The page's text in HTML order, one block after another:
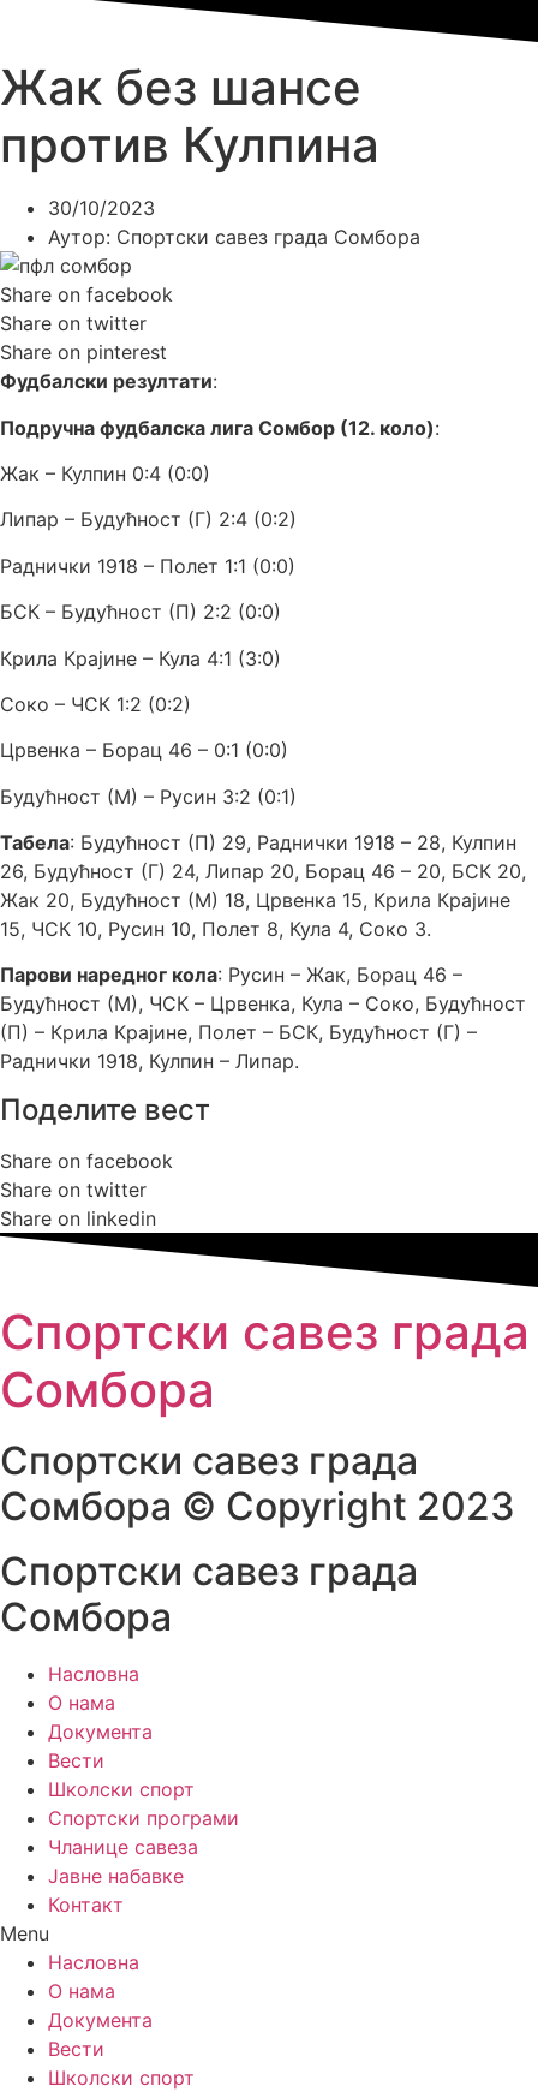
Жак без шансе
против Кулпина
30/10/2023
Аутор: Спортски савез града Сомбора
Share on facebook
Share on twitter
Share on pinterest
Фудбалски резултати:
Подручна фудбалска лига Сомбор (12. коло):
Жак – Кулпин 0:4 (0:0)
Липар – Будућност (Г) 2:4 (0:2)
Раднички 1918 – Полет 1:1 (0:0)
БСК – Будућност (П) 2:2 (0:0)
Крила Крајине – Кула 4:1 (3:0)
Соко – ЧСК 1:2 (0:2)
Црвенка – Борац 46 – 0:1 (0:0)
Будућност (М) – Русин 3:2 (0:1)
Табела: Будућност (П) 29, Раднички 1918 – 28, Кулпин
26, Будућност (Г) 24, Липар 20, Борац 46 – 20, БСК 20,
Жак 20, Будућност (М) 18, Црвенка 15, Крила Крајине
15, ЧСК 10, Русин 10, Полет 8, Кула 4, Соко 3.
Парови наредног кола: Русин – Жак, Борац 46 –
Будућност (М), ЧСК – Црвенка, Кула – Соко, Будућност
(П) – Крила Крајине, Полет – БСК, Будућност (Г) –
Раднички 1918, Кулпин – Липар.
Поделите вест
Share on facebook
Share on twitter
Share on linkedin
Спортски савез града
Сомбора​
Спортски савез града
Сомбора​ © Copyright 2023
Спортски савез града
Сомбора
Насловна
О нама
Документа
Вести
Школски спорт
Спортски програми
Чланице савеза
Јавне набавке
Контакт
Menu
Насловна
О нама
Документа
Вести
Школски спорт